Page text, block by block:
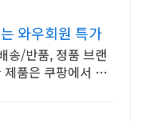
와우회원 특가
송/반품, 정품 브랜
품은 쿠팡에서 더